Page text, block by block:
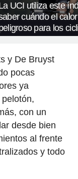
UCI utiliza este
cuándo el
para los
y De Bruyst
pocas
ya
con un
desde bien
al frente
y todo